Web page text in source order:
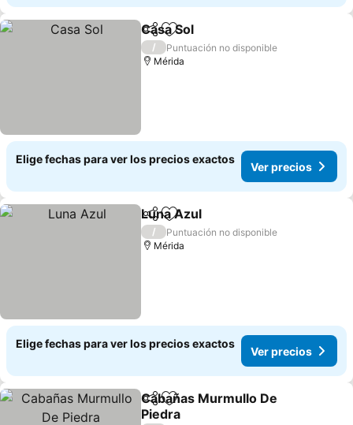
CompartirAgregar a favoritos
Casa Sol
/
Puntuación no disponible
Mérida
Elige fechas para ver los precios exactos
Ver precios
CompartirAgregar a favoritos
Luna Azul
/
Puntuación no disponible
Mérida
Elige fechas para ver los precios exactos
Ver precios
CompartirAgregar a favoritos
Cabañas Murmullo De
Piedra